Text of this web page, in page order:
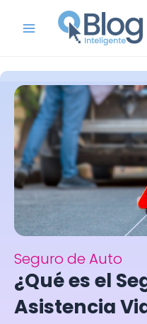
Menu
Seguro de Auto
¿Qué es el
Asistencia